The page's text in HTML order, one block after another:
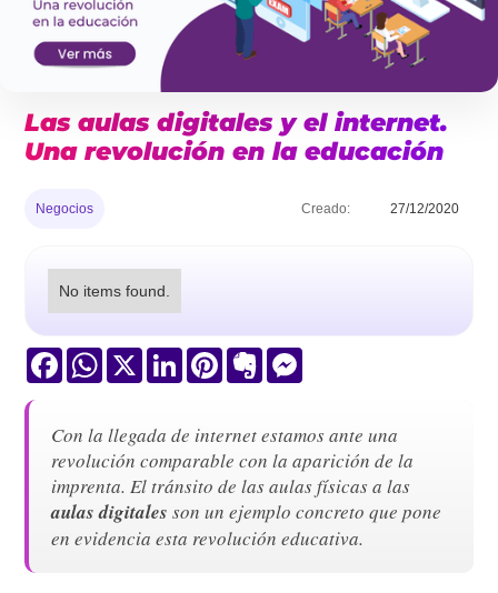
Las aulas digitales y el internet.
Una revolución en la educación
Negocios Creado: 27/12/2020
No items found.
FacebookWhatsApp
X LinkedInPinterestEvernote
Con la llegada de internet estamos ante una
revolución comparable con la aparición de la
imprenta. El tránsito de las aulas físicas a las
aulas digitales son un ejemplo concreto que pone
en evidencia esta revolución educativa.